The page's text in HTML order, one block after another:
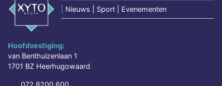
Nieuws | Sport | Evenementen
Hoofdvestiging:
van Benthuizenlaan 1
1701 BZ Heerhugowaard
072 8200 600